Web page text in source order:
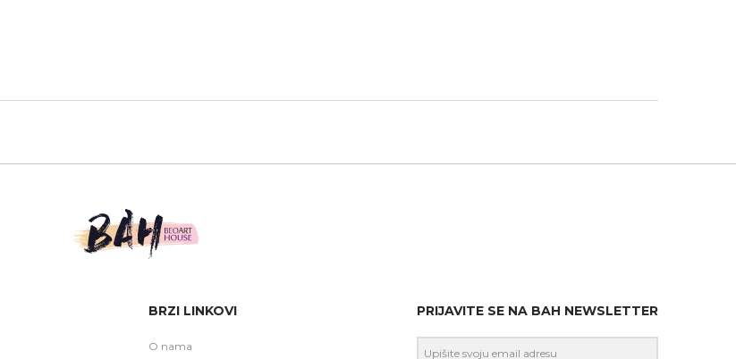
BRZI LINKOVI
O nama
PRIJAVITE SE NA BAH NEWSLETTER